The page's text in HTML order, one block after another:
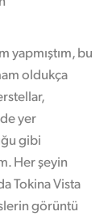
yapmıştım, bu
oldukça
yer
gibi
Her şeyin
Tokina Vista
görüntü